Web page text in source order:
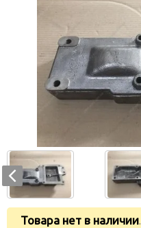
Товара нет в наличии.